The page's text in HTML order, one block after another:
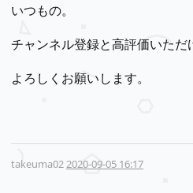
いつもの。
チャンネル登録と高評価いただ
よろしくお願いします。
takeuma022020-09-05 16:17